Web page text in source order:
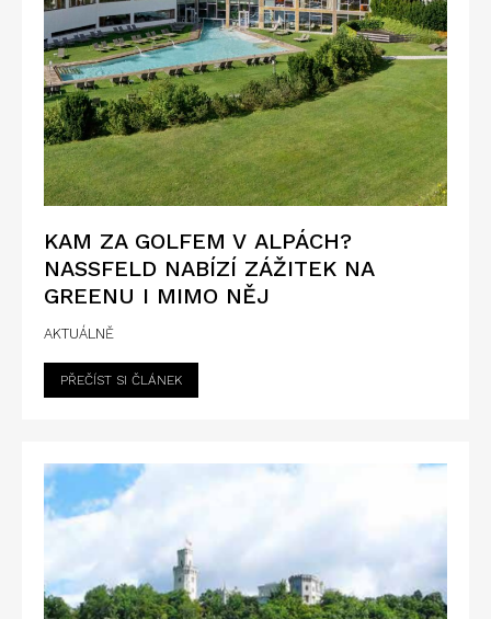
KAM ZA GOLFEM V ALPÁCH?
NASSFELD NABÍZÍ ZÁŽITEK NA
GREENU I MIMO NĚJ
AKTUÁLNĚ
PŘEČÍST SI ČLÁNEK